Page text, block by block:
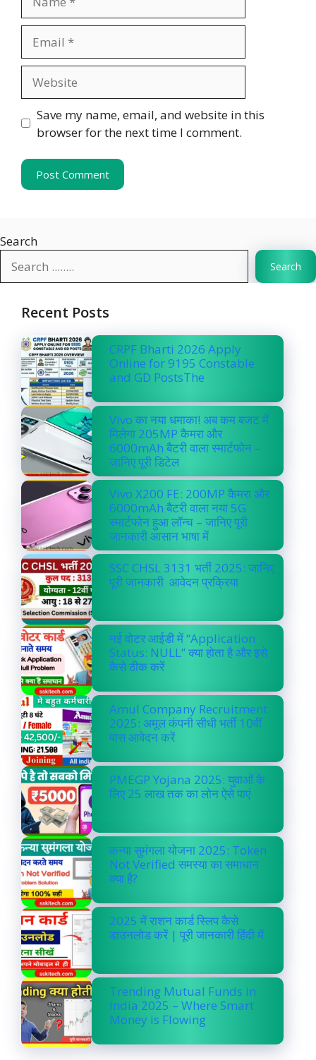
Save my name, email, and website in this
browser for the next time I comment.
Search
Search
Recent Posts
CRPF Bharti 2026 Apply
Online for 9195 Constable
and GD PostsThe
Vivo का नया धमाका! अब कम बजट में
मिलेगा 205MP कैमरा और
6000mAh बैटरी वाला स्मार्टफोन –
जानिए पूरी डिटेल
Vivo X200 FE: 200MP कैमरा और
6000mAh बैटरी वाला नया 5G
स्मार्टफोन हुआ लॉन्च – जानिए पूरी
जानकारी आसान भाषा में
SSC CHSL 3131 भर्ती 2025: जानिए
पूरी जानकारी आवेदन प्रक्रिया
नई वोटर आईडी में “Application
Status: NULL” क्या होता है और इसे
कैसे ठीक करें
Amul Company Recruitment
2025: अमूल कंपनी सीधी भर्ती 10वीं
पास आवेदन करें
PMEGP Yojana 2025: युवाओं के
लिए 25 लाख तक का लोन ऐसे पाएं
कन्या सुमंगला योजना 2025: Token
Not Verified समस्या का समाधान
क्या है?
2025 में राशन कार्ड स्लिप कैसे
डाउनलोड करें | पूरी जानकारी हिंदी में
Trending Mutual Funds in
India 2025 – Where Smart
Money is Flowing